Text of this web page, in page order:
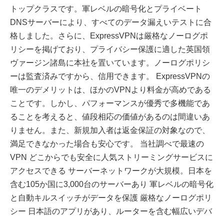
トップクラスです。軍レベルの暗号化とプライベート
DNSサーバーにより、すべてのデータ漏えいテストに合
格しました。さらに、ExpressVPNは厳格なノーログポ
リシーを掲げており、プライバシー保護に適した英国領
ヴァージン諸島に本社を置いています。ノーログポリシ
ーは監査済みですから、信用できます。 ExpressVPNの
唯一のデメリットは、ほかのVPNより料金が高めである
ことです。しかし、パフォーマンスが優秀で多機能であ
ることを考えると、値段相応の価値があるのは間違いあ
りません。また、新規加入者は返金保証の対象なので、
満足できなかった場合も安心です。 当社調べで最速の
VPN どこからでも安全に人気ストリーミングサービスに
アクセスできる サーバーネットワークが大規模。日本を
含む105か国に3,000台のサーバーあり 軍レベルの暗号化
と自動キルスイッチがデータを保護 厳格なノーログポリ
シー 日本語のアプリがあり、ルーターを含む幅広いデバ